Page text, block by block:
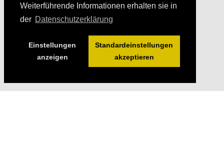
Weiterführende Informationen erhalten sie in
der Datenschutzerklärung
Einstellungen
anzeigen
Standardeinstellungen
akzeptieren